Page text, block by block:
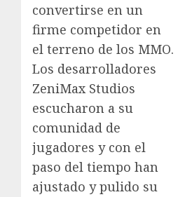
convertirse en un
firme competidor en
el terreno de los MMO.
Los desarrolladores
ZeniMax Studios
escucharon a su
comunidad de
jugadores y con el
paso del tiempo han
ajustado y pulido su